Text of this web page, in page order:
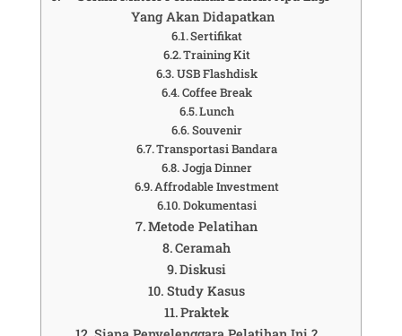
Yang Akan Didapatkan
Sertifikat
Training Kit
USB Flashdisk
Coffee Break
Lunch
Souvenir
Transportasi Bandara
Jogja Dinner
Affrodable Investment
Dokumentasi
Metode Pelatihan
Ceramah
Diskusi
Study Kasus
Praktek